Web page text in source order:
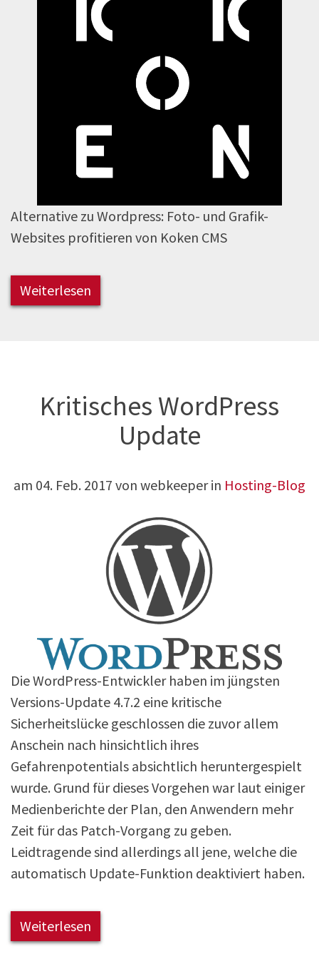
Alternative zu Wordpress: Foto- und Grafik-
Websites profitieren von Koken CMS
Weiterlesen
Kritisches WordPress
Update
am 04. Feb. 2017 von webkeeper in Hosting-Blog
Die WordPress-Entwickler haben im jüngsten
Versions-Update 4.7.2 eine kritische
Sicherheitslücke geschlossen die zuvor allem
Anschein nach hinsichtlich ihres
Gefahrenpotentials absichtlich heruntergespielt
wurde. Grund für dieses Vorgehen war laut einiger
Medienberichte der Plan, den Anwendern mehr
Zeit für das Patch-Vorgang zu geben.
Leidtragende sind allerdings all jene, welche die
automatisch Update-Funktion deaktiviert haben.
Weiterlesen